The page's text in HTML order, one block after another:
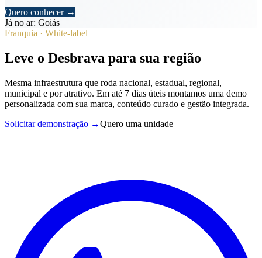
Quero conhecer→
Já no ar: Goiás
Franquia · White-label
Leve o Desbrava para sua região
Mesma infraestrutura que roda nacional, estadual, regional,
municipal e por atrativo. Em até 7 dias úteis montamos uma demo
personalizada com sua marca, conteúdo curado e gestão integrada.
Solicitar demonstração →Quero uma unidade